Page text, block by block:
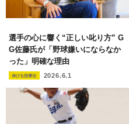
選手の心に響く“正しい叱り方” G
G佐藤氏が「野球嫌いにならなか
った」明確な理由
伸びる指導法 2026.6.1